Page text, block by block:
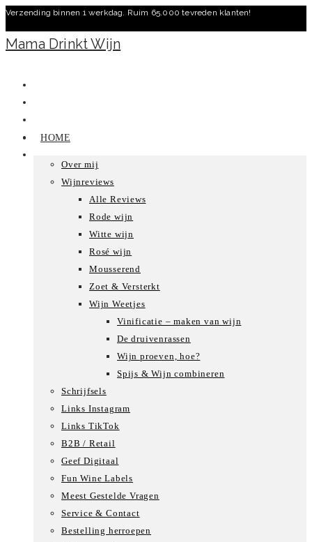
Ga
naar
inhoud
Verzending binnen 1 werkdag. Ruim 65.000 tevreden klanten!
Mama Drinkt Wijn
HOME
Over mij
Wijnreviews
Alle Reviews
Rode wijn
Witte wijn
Rosé wijn
Mousserend
Zoet & Versterkt
Wijn Weetjes
Vinificatie – maken van wijn
De druivenrassen
Wijn proeven, hoe?
Spijs & Wijn combineren
Schrijfsels
Links Instagram
Links TikTok
B2B / Retail
Geef Digitaal
Fun Wine Labels
Meest Gestelde Vragen
Service & Contact
Bestelling herroepen